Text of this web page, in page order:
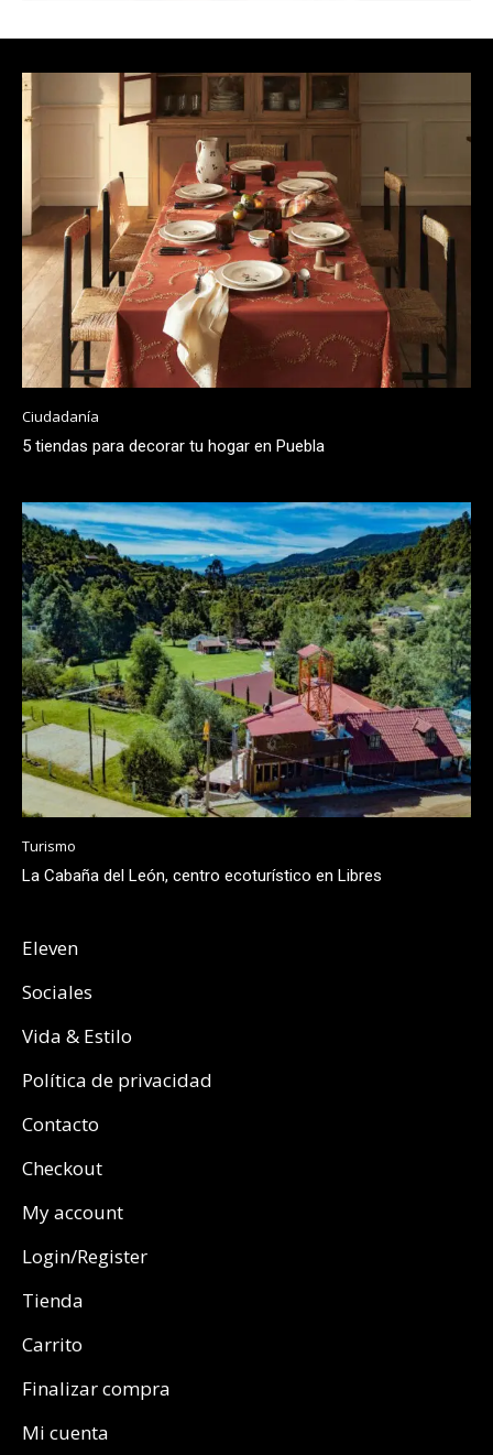
Ciudadanía
5 tiendas para decorar tu hogar en Puebla
Turismo
La Cabaña del León, centro ecoturístico en Libres
Eleven
Sociales
Vida & Estilo
Política de privacidad
Contacto
Checkout
My account
Login/Register
Tienda
Carrito
Finalizar compra
Mi cuenta